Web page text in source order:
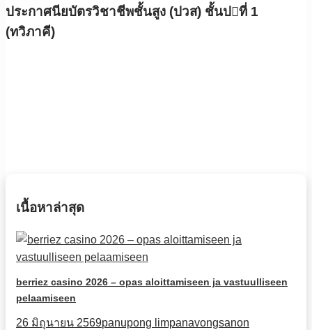
ประกาศนียบัตรวิชาชีพชั้นสูง (ปวส) ชั้นปที่ 1
(ทวิภาคี)
เนื้อหาล่าสุด
berriez casino 2026 – opas aloittamiseen ja vastuulliseen
pelaamiseen
26 มิถุนายน 2569panupong limpanavongsanon